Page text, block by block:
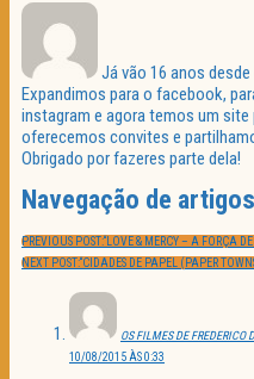
Já vão 16 anos
Expandimos para o facebook,
instagram e agora temos um
oferecemos convites e
Obrigado por fazeres parte dela!
Navegação de artigos
PREVIOUS POST:“LOVE & MERCY – A FORÇA
NEXT POST:“CIDADES DE PAPEL (PAPER
OS FILMES DE FREDERICO
10/08/2015 ÀS 0:33